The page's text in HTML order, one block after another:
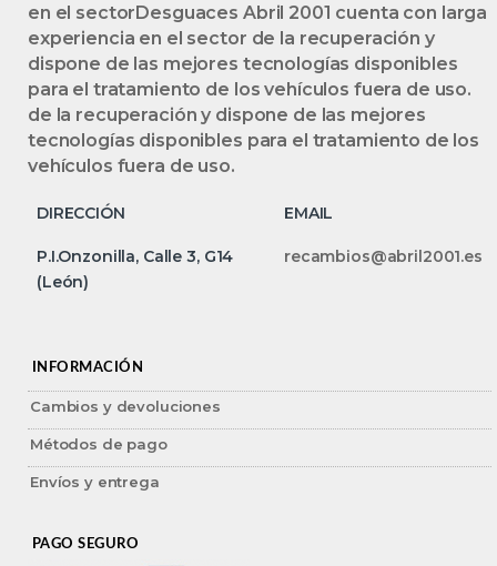
en el sectorDesguaces Abril 2001 cuenta con larga
experiencia en el sector de la recuperación y
dispone de las mejores tecnologías disponibles
para el tratamiento de los vehículos fuera de uso.
de la recuperación y dispone de las mejores
tecnologías disponibles para el tratamiento de los
vehículos fuera de uso.
DIRECCIÓN EMAIL
P.I.Onzonilla, Calle 3, G14
(León)
recambios@abril2001.es
INFORMACIÓN
Cambios y devoluciones
Métodos de pago
Envíos y entrega
PAGO SEGURO